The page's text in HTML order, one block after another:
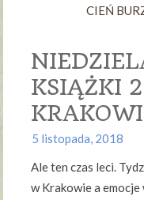
CIEŃ
KSIĄŻKI
5 listopada, 2018
Ale ten czas leci.
w Krakowie a emocje